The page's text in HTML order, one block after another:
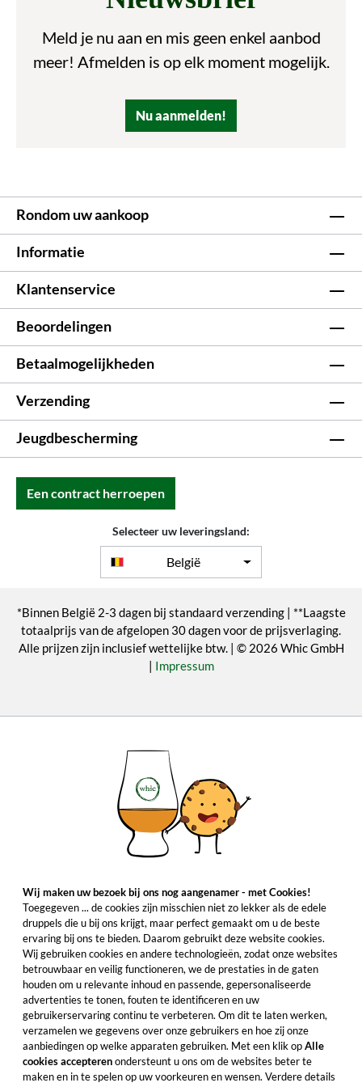
Meld je nu aan en mis geen enkel aanbod
meer! Afmelden is op elk moment mogelijk.
Nu aanmelden!
Rondom uw aankoop
Informatie
Klantenservice
Beoordelingen
Betaalmogelijkheden
Verzending
Jeugdbescherming
Een contract herroepen
Selecteer uw leveringsland:
België
*Binnen België 2-3 dagen bij standaard verzending | **Laagste
totaalprijs van de afgelopen 30 dagen voor de prijsverlaging.
Alle prijzen zijn inclusief wettelijke btw. | © 2026 Whic GmbH
| Impressum
Wij maken uw bezoek bij ons nog aangenamer - met Cookies!
Toegegeven ... de cookies zijn misschien niet zo lekker als de edele
druppels die u bij ons krijgt, maar perfect gemaakt om u de beste
ervaring bij ons te bieden. Daarom gebruikt deze website cookies.
Wij gebruiken cookies en andere technologieën, zodat onze websites
betrouwbaar en veilig functioneren, we de prestaties in de gaten
houden om u relevante inhoud en passende, gepersonaliseerde
advertenties te tonen, fouten te identificeren en uw
gebruikerservaring continu te verbeteren. Om dit te laten werken,
verzamelen we gegevens over onze gebruikers en hoe zij onze
aanbiedingen op welke apparaten gebruiken. Met een klik opAlle
cookies accepterenondersteunt u ons om de websites beter te
maken en in te spelen op uw voorkeuren en wensen. Verdere details